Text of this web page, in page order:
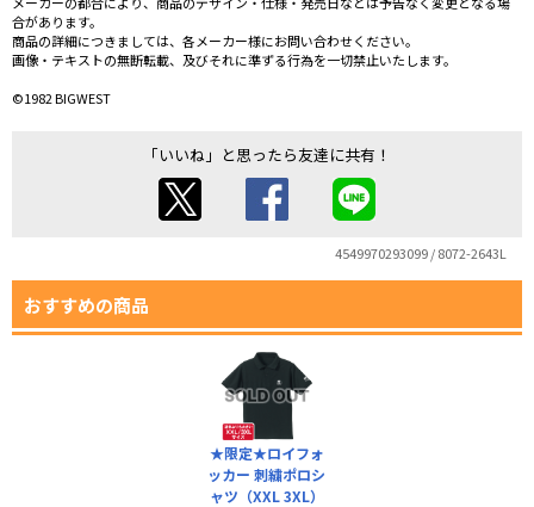
合があります。
商品の詳細につきましては、各メーカー様にお問い合わせください。
画像・テキストの無断転載、及びそれに準ずる行為を一切禁止いたします。
©1982 BIGWEST
「いいね」と思ったら友達に共有！
4549970293099 / 8072-2643L
おすすめの商品
★限定★ロイフォ
ッカー 刺繍ポロシ
ャツ（XXL 3XL）